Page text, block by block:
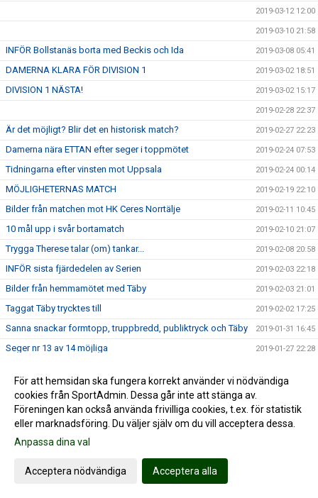
2019-03-12 12:00
2019-03-10 21:58
INFÖR Bollstanäs borta med Beckis och Ida 2019-03-08 05:41
DAMERNA KLARA FÖR DIVISION 1 2019-03-02 18:51
DIVISION 1 NÄSTA! 2019-03-02 15:17
2019-02-28 22:37
Är det möjligt? Blir det en historisk match? 2019-02-27 22:23
Damerna nära ETTAN efter seger i toppmötet 2019-02-24 07:53
Tidningarna efter vinsten mot Uppsala 2019-02-24 00:14
MÖJLIGHETERNAS MATCH 2019-02-19 22:10
Bilder från matchen mot HK Ceres Norrtälje 2019-02-11 10:45
10 mål upp i svår bortamatch 2019-02-10 21:07
Trygga Therese talar (om) tankar... 2019-02-08 20:58
INFÖR sista fjärdedelen av Serien 2019-02-03 22:18
Bilder från hemmamötet med Täby 2019-02-03 21:01
Taggat Täby trycktes till 2019-02-02 17:25
Sanna snackar formtopp, truppbredd, publiktryck och Täby 2019-01-31 16:45
Seger nr 13 av 14 möjliga 2019-01-27 22:28
Stabil bortaseger mot Rosersberg 2019-01-19 23:40
Damerna reser till Rosersberg 2019-01-18 20:34
Ny derbyseger för damlaget 2019-01-09 22:56
Årets första hemmamatch för damerna
Dramatisk vändning på kämpig match
För att hemsidan ska fungera korrekt använder vi nödvändiga
cookies från SportAdmin. Dessa går inte att stänga av.
Föreningen kan också använda frivilliga cookies, t.ex. för statistik
eller marknadsföring. Du väljer själv om du vill acceptera dessa.
Anpassa dina val
Acceptera nödvändiga Acceptera alla